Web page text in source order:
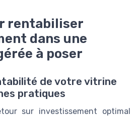
rentabiliser
dans une
à poser
de votre vitrine
pratiques
sur investissement optimal